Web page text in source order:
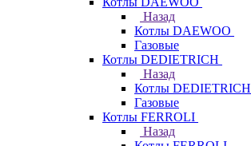
Назад
Котлы DAEWOO
Газовые
Котлы DEDIETRICH
Назад
Котлы DEDIETRICH
Газовые
Котлы FERROLI
Назад